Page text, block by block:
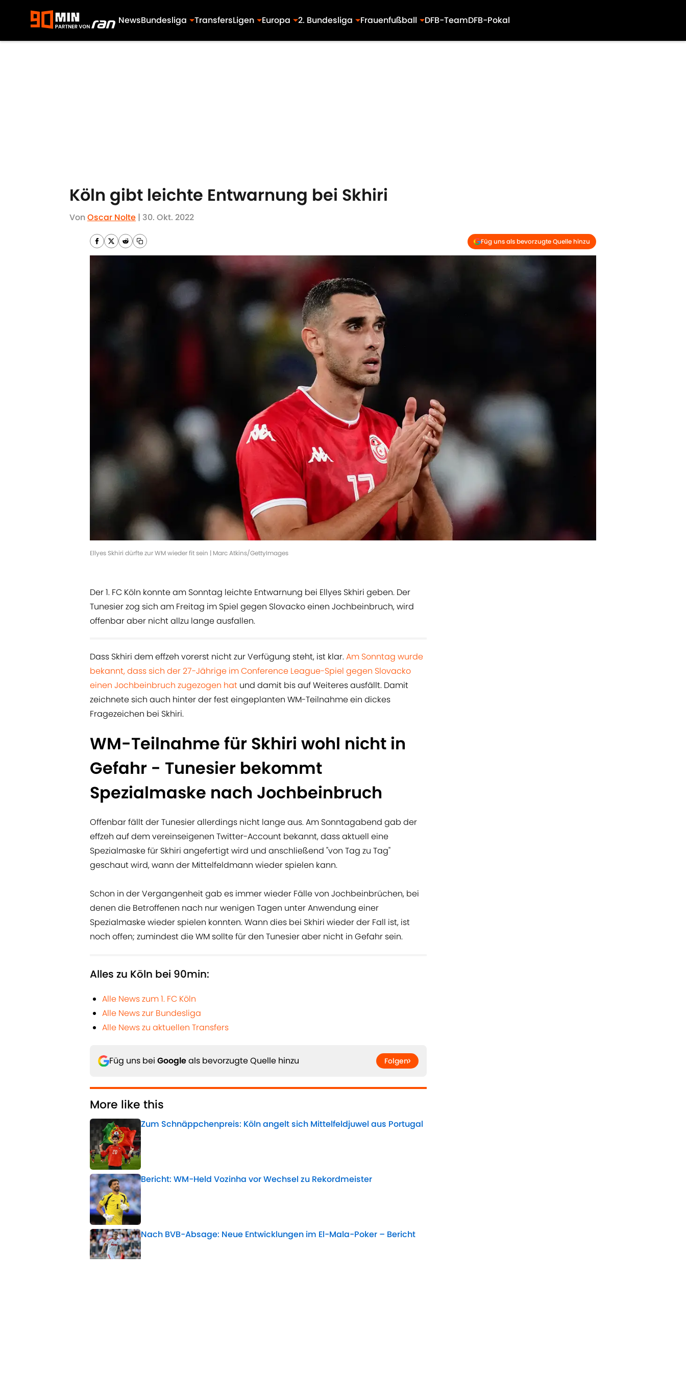
NewsBundesliga TransfersLigen Europa 2. Bundesliga Frauenfußball DFB-TeamDFB-Pokal
Köln gibt leichte Entwarnung bei Skhiri
VonOscar Nolte | 30. Okt. 2022
Füg uns als bevorzugte Quelle hinzu
Ellyes Skhiri dürfte zur WM wieder fit sein | Marc Atkins/GettyImages
Der 1. FC Köln konnte am Sonntag leichte Entwarnung bei Ellyes Skhiri geben. Der
Tunesier zog sich am Freitag im Spiel gegen Slovacko einen Jochbeinbruch, wird
offenbar aber nicht allzu lange ausfallen.
Dass Skhiri dem effzeh vorerst nicht zur Verfügung steht, ist klar.Am Sonntag wurde
bekannt, dass sich der 27-Jährige im Conference League-Spiel gegen Slovacko
einen Jochbeinbruch zugezogen hat und damit bis auf Weiteres ausfällt. Damit
zeichnete sich auch hinter der fest eingeplanten WM-Teilnahme ein dickes
Fragezeichen bei Skhiri.
WM-Teilnahme für Skhiri wohl nicht in
Gefahr - Tunesier bekommt
Spezialmaske nach Jochbeinbruch
Offenbar fällt der Tunesier allerdings nicht lange aus. Am Sonntagabend gab der
effzeh auf dem vereinseigenen Twitter-Account bekannt, dass aktuell eine
Spezialmaske für Skhiri angefertigt wird und anschließend "von Tag zu Tag"
geschaut wird, wann der Mittelfeldmann wieder spielen kann.
Schon in der Vergangenheit gab es immer wieder Fälle von Jochbeinbrüchen, bei
denen die Betroffenen nach nur wenigen Tagen unter Anwendung einer
Spezialmaske wieder spielen konnten. Wann dies bei Skhiri wieder der Fall ist, ist
noch offen; zumindest die WM sollte für den Tunesier aber nicht in Gefahr sein.
Alles zu Köln bei 90min:
Alle News zum 1. FC Köln
Alle News zur Bundesliga
Alle News zu aktuellen Transfers
Füg uns bei Googleals bevorzugte Quelle hinzu Folgen
More like this
Zum Schnäppchenpreis: Köln angelt sich Mittelfeldjuwel aus Portugal
Published by on Invalid Date
Bericht: WM-Held Vozinha vor Wechsel zu Rekordmeister
Published by on Invalid Date
Nach BVB-Absage: Neue Entwicklungen im El-Mala-Poker – Bericht
Published by on Invalid Date